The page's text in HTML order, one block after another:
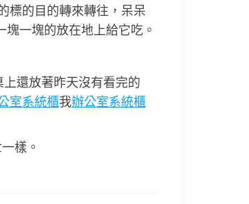
標的目的轉來轉往，呆呆
一塊的放在地上給它吃。
上還放著昨天沒有看完的
室系統櫃我辦公室系統櫃
樣。